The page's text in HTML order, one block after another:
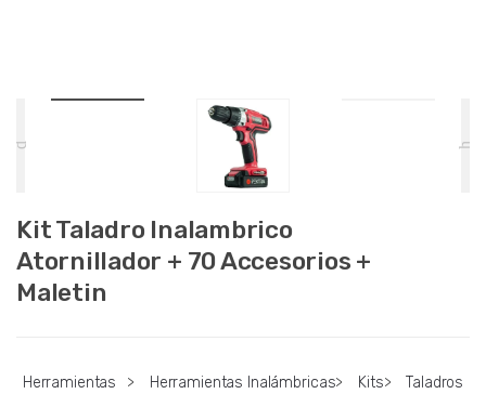
Kit Taladro Inalambrico
Atornillador + 70 Accesorios +
Maletin
Herramientas > Herramientas Inalámbricas> Kits>
Taladros